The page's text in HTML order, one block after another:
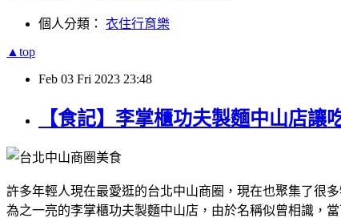
個人分類： 衣住行育樂
▲top
Feb 03 Fri 2023 23:48
【食記】李掌櫃功夫製麵中山店
許多年輕人現在最愛逛的台北中山商圈，現在也聚集了很
為之一亮的李掌櫃功夫製麵中山店，由於名稱似曾相識，